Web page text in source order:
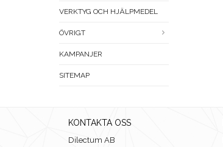
VERKTYG OCH HJÄLPMEDEL
ÖVRIGT
KAMPANJER
SITEMAP
KONTAKTA OSS
Dilectum AB